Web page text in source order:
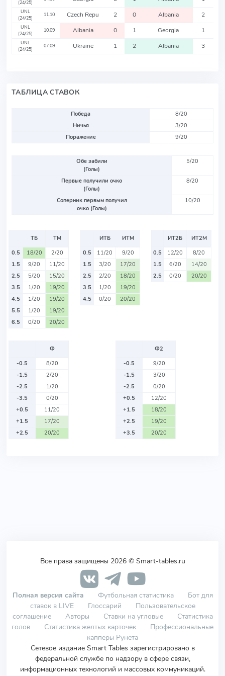
(24/25)
UNL
(24/25)
11.10 Czech Repu 2 0 Albania 2
UNL
(24/25)
10.09 Albania 0 1 Georgia 1
UNL
(24/25)
07.09 Ukraine 1 2 Albania 3
ТАБЛИЦА СТАВОК
Победа
8/20
Ничья
3/20
Поражение
9/20
Обе забили
(Голы)
5/20
Первые получили очко
(Голы)
8/20
Соперник первым получил
очко (Голы)
10/20
ТБ
ТМ
0.5
18/20
2/20
1.5
9/20
11/20
2.5
5/20
15/20
3.5
1/20
19/20
4.5
1/20
19/20
5.5
1/20
19/20
6.5
0/20 20/20
ИТБ
ИТМ
0.5
11/20
9/20
1.5
3/20
17/20
2.5
2/20
18/20
3.5
1/20
19/20
4.5
0/20 20/20
ИТ2Б
ИТ2М
0.5
12/20
8/20
1.5
6/20
14/20
2.5
0/20 20/20
Ф
-0.5
8/20
-1.5
2/20
-2.5
1/20
-3.5
0/20
+0.5
11/20
+1.5
17/20
+2.5
20/20
Ф2
-0.5
9/20
-1.5
3/20
-2.5
0/20
+0.5
12/20
+1.5
18/20
+2.5
19/20
+3.5
20/20
Все права защищены 2026 © Smart-tables.ru
Полная версия сайта Футбольная статистика
Бот для
ставок в LIVE
Глоссарий
Пользовательское
соглашение
Авторы Ставки на угловые
Статистика
голов
Статистика желтых карточек
Профессиональные
капперы Рунета
Сетевое издание Smart Tables зарегистрировано в
федеральной службе по надзору в сфере связи,
информационных технологий и массовых коммуникаций.